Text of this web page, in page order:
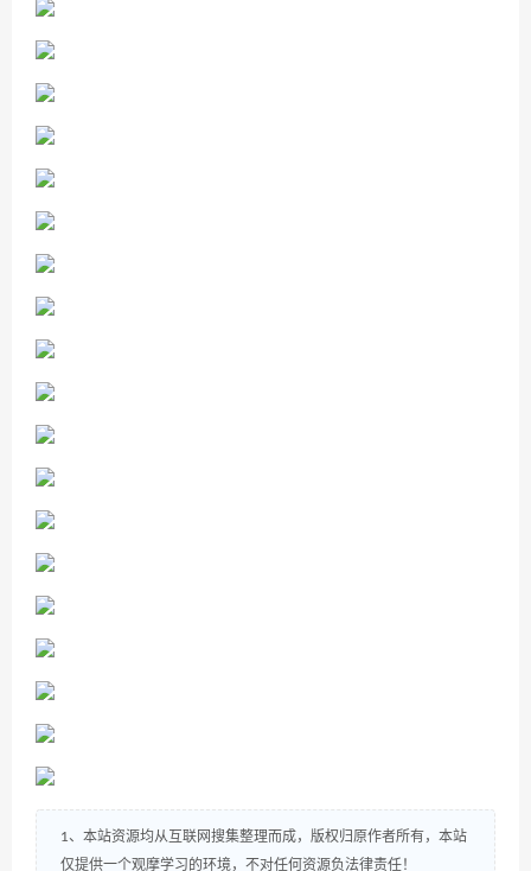
1、本站资源均从互联网搜集整理而成，版权归原作者所有，本站
仅提供一个观摩学习的环境，不对任何资源负法律责任！